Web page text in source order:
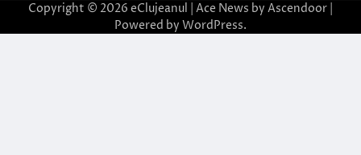
Copyright © 2026 eClujeanul | Ace News by Ascendoor
Powered by WordPress.